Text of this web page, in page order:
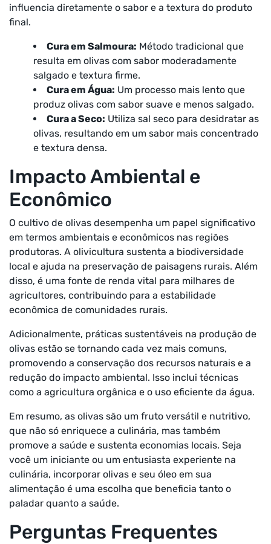
influencia diretamente o sabor e a textura do produto
final.
Cura em Salmoura: Método tradicional que
resulta em olivas com sabor moderadamente
salgado e textura firme.
Cura em Água: Um processo mais lento que
produz olivas com sabor suave e menos salgado.
Cura a Seco: Utiliza sal seco para desidratar as
olivas, resultando em um sabor mais concentrado
e textura densa.
Impacto Ambiental e
Econômico
O cultivo de olivas desempenha um papel significativo
em termos ambientais e econômicos nas regiões
produtoras. A olivicultura sustenta a biodiversidade
local e ajuda na preservação de paisagens rurais. Além
disso, é uma fonte de renda vital para milhares de
agricultores, contribuindo para a estabilidade
econômica de comunidades rurais.
Adicionalmente, práticas sustentáveis na produção de
olivas estão se tornando cada vez mais comuns,
promovendo a conservação dos recursos naturais e a
redução do impacto ambiental. Isso inclui técnicas
como a agricultura orgânica e o uso eficiente da água.
Em resumo, as olivas são um fruto versátil e nutritivo,
que não só enriquece a culinária, mas também
promove a saúde e sustenta economias locais. Seja
você um iniciante ou um entusiasta experiente na
culinária, incorporar olivas e seu óleo em sua
alimentação é uma escolha que beneficia tanto o
paladar quanto a saúde.
Perguntas Frequentes